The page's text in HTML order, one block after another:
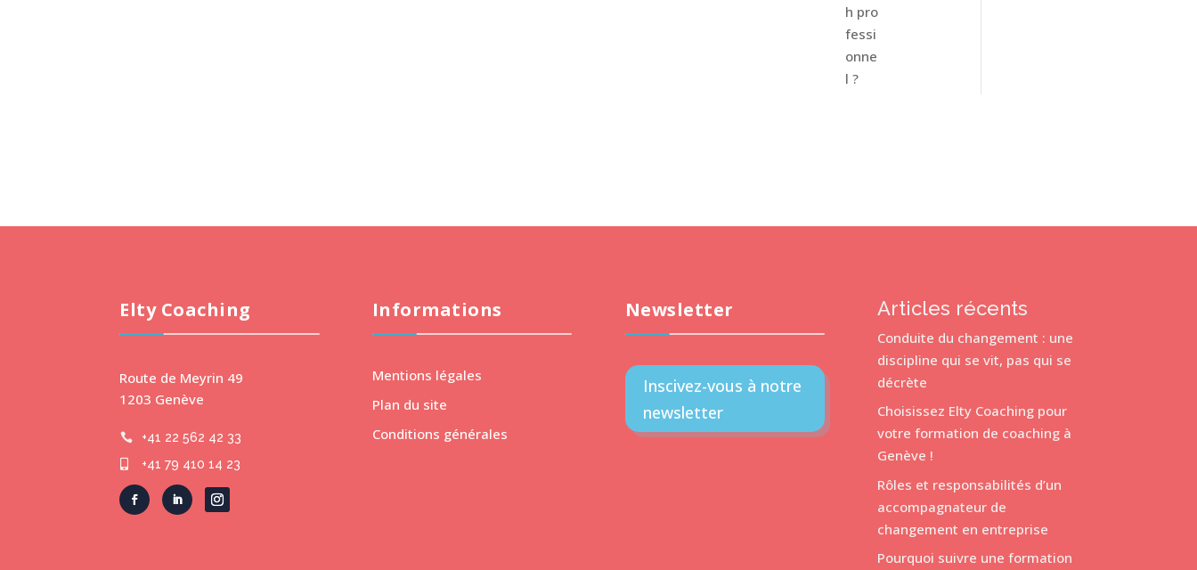
h pro
fessi
onne
l ?
Elty Coaching
Route de Meyrin 49
1203 Genève
 +41 22 562 42 33
 +41 79 410 14 23
Informations
Mentions légales
Plan du site
Conditions générales
Newsletter
Inscivez-vous à notre
newsletter
Articles récents
Conduite du changement : une
discipline qui se vit, pas qui se
décrète
Choisissez Elty Coaching pour
votre formation de coaching à
Genève !
Rôles et responsabilités d’un
accompagnateur de
changement en entreprise
Pourquoi suivre une formation